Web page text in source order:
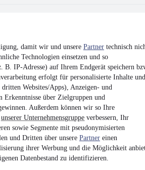
damit wir und unsere Partner technisch
Technologien einsetzen und so
B. IP-Adresse) auf Ihrem Endgerät speichern
erfolgt für personalisierte Inhalte und
Websites/Apps), Anzeigen- und
Erkenntnisse über Zielgruppen und
Außerdem können wir so Ihre
unserer Unternehmensgruppe verbessern, Ihr
sowie Segmente mit pseudonymisierten
und Dritten über unsere Partner einen
ihrer Werbung und die Möglichkeit
Datenbestand zu identifizieren.
Skoda Scala Ambition TSI
DSG/LED/SHZ/ACC/RFK
17.990 € ¹
Finanzierung ab 157 € mtl.
•29.610 km•81 kW (110 PS)
Kontakt